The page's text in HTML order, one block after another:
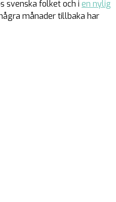
svenska folket och i en nylig
månader tillbaka har